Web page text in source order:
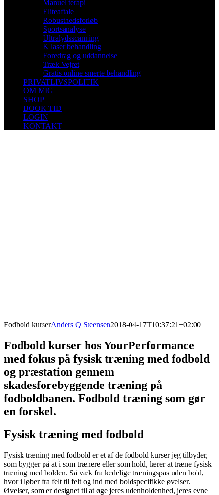
Manuel terapi
Eliteaftale
Robusthedsforløb
Sportsanalyse
Ultralydsscanning
K laser behandling
Foredrag og uddannelse
Træk Vejret
Gratis online smerte behandling
PRIVATLIVSPOLITIK
OM MIG
SHOP
BOOK TID
LOGIN
KONTAKT
Fodbold kurserAnders Q Steensen2018-04-17T10:37:21+02:00
Fodbold kurser hos YourPerformance
med fokus på fysisk træning med fodbold
og præstation gennem
skadesforebyggende træning på
fodboldbanen. Fodbold træning som gør
en forskel.
Fysisk træning med fodbold
Fysisk træning med fodbold er et af de fodbold kurser jeg tilbyder,
som bygger på at i som trænere eller som hold, lærer at træne fysisk
træning med bolden. Så væk fra kedelige træningspas uden bold,
hvor i løber fra felt til felt og ind med boldspecifikke øvelser.
Øvelser, som er designet til at øge jeres udenholdenhed, jeres evne